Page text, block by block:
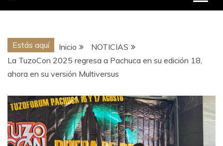
Estás aquí Inicio
NOTICIAS
La TuzoCon 2025 regresa a Pachuca en su edición 18,
ahora en su versión Multiversus